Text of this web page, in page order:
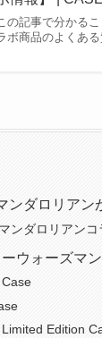
の記事で分かる
ボ商品のよくあ
ンダロリア
ンダロリアンコ
ウォーズマ
Edition